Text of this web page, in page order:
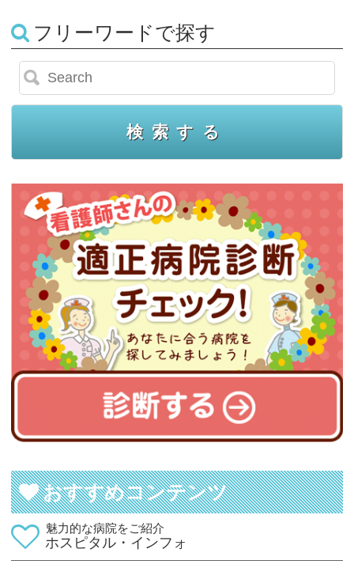
フリーワードで探す
おすすめコンテンツ
魅力的な病院をご紹介
ホスピタル・インフォ